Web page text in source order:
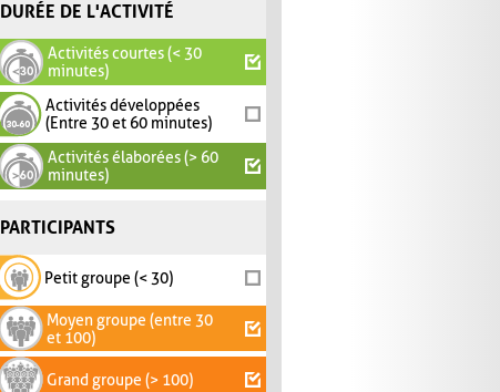
DURÉE DE L'ACTIVITÉ
Activités courtes (< 30
minutes)
Activités développées
(Entre 30 et 60 minutes)
Activités élaborées (> 60
minutes)
PARTICIPANTS
Petit groupe (< 30)
Moyen groupe (entre 30
et 100)
Grand groupe (> 100)